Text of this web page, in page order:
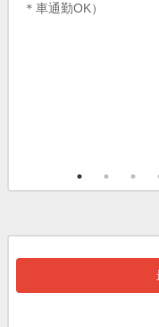
＊車通勤OK）